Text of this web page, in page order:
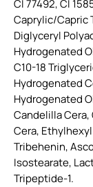
CI 77492, CI
Caprylic/Capric
Diglyceryl
Hydrogenated
C10-18
Hydrogenated
Hydrogenated
Candelilla
Cera,
Tribehenin,
Isostearate,
Tripeptide-1.